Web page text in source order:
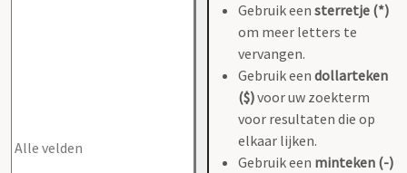
Gebruik een sterretje (*)
om meer letters te
vervangen.
Gebruik een dollarteken
($)voor uw zoekterm
voor resultaten die op
elkaar lijken.
Gebruik een minteken (-)